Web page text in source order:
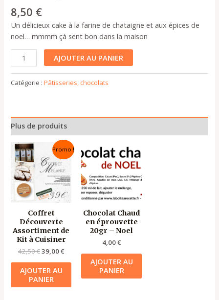
8,50 €
Un délicieux cake à la farine de chataigne et aux épices de
noel… mmmm çà sent bon dans la maison
AJOUTER AU PANIER
Catégorie :Pâtisseries, chocolats
Plus de produits
Promo !
Coffret
Découverte
Assortiment de
Kit à Cuisiner
42,50€
prix
initial
était :
42,50 €.
39,00€
prix
actuel
est :
39,00 €.
AJOUTER AU
PANIER
Chocolat Chaud
en éprouvette
20gr – Noel
4,00€
AJOUTER AU
PANIER